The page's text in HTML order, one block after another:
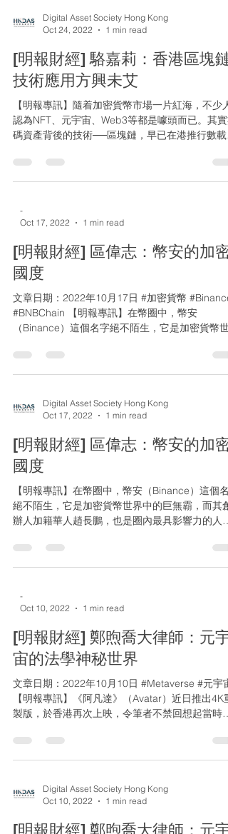
Digital Asset Society Hong Kong
Oct 24, 2022
1 min read
[明報財經] 駱嘉莉：香港區塊鏈
技術應用方興未艾
【明報專訊】隨着加密貨幣市場一片紅海，不少人
認為NFT、元宇宙、Web3等都是噱頭而已。其實
碼資產背後的技術──區塊鏈，早已在港推行數載
銀香港合作，將物業估值區塊鏈技術應用於按揭貸
款審批系統，並完成了首宗區塊鏈物業估值。兩...
-
Oct 17, 2022
1 min read
[明報財經] 區偉志：幣安的加密
國度
文章日期：2022年10月17日 #加密貨幣 #Binance
#BNBChain 【明報專訊】在幣圈中，幣安
（Binance）這個名字絕不陌生，它是加密貨幣世
內最具影響力的人物之一。趙長鵬生於中國，12歲
移民到加拿大，畢業後曾...
Digital Asset Society Hong Kong
Oct 17, 2022
1 min read
[明報財經] 區偉志：幣安的加密
國度
【明報專訊】在幣圈中，幣安（Binance）這個名
絕不陌生，它是加密貨幣世界中的巨無霸，而其創
辦人加籍華人趙長鵬，也是圈內最具影響力的人物
後曾在東京交易所及彭博工作，其後到上海創業成
立軟件開發公司。...
-
Oct 10, 2022
1 min read
[明報財經] 鄭煦喬大律師：元宇
宙的法學神秘世界
文章日期：2022年10月10日 #Metaverse #元宇宙
【明報專訊】《阿凡達》（Avatar）近日推出4K重
製版，於香港再次上映，令筆者不禁回想起當時
人入勝。經過十多年的科技發展，虛實合一的「元
宇宙」平台（Metav...
Digital Asset Society Hong Kong
Oct 10, 2022
1 min read
[明報財經] 鄭煦喬大律師：元宇